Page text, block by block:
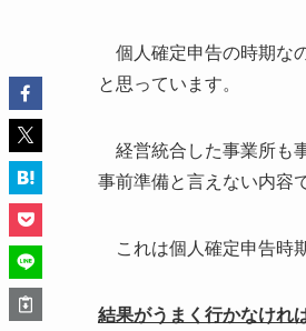
個人確定申告の時期な
と思っています。
経営統合した事業所も
事前準備と言えない内容
これは個人確定申告時
結果がうまく行かなけれ